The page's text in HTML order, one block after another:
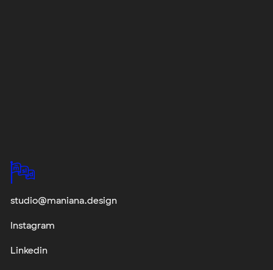
studio@maniana.design
Instagram
Linkedin